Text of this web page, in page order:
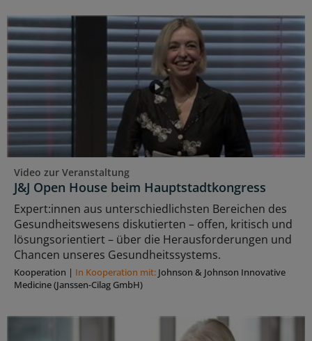
Video zur Veranstaltung
J&J Open House beim Hauptstadtkongress
Expert:innen aus unterschiedlichsten Bereichen des
Gesundheitswesens diskutierten – offen, kritisch und
lösungsorientiert – über die Herausforderungen und
Chancen unseres Gesundheitssystems.
Kooperation | In Kooperation mit: Johnson & Johnson Innovative
Medicine (Janssen-Cilag GmbH)